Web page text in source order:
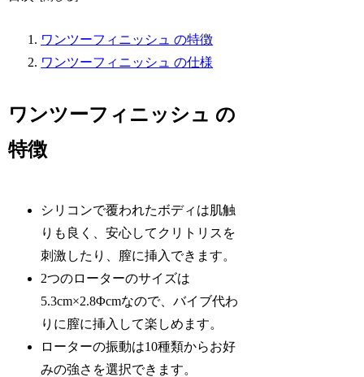
ワンツーフィニッシュ の特徴
ワンツーフィニッシュ の仕様
ワンツーフィニッシュ の
特徴
シリコンで覆われたボディは肌触
りも良く、安心してクリトリスを
刺激したり、膣に挿入できます。
2つのローターのサイズは
5.3cm×2.8Φcmなので、バイブ代わ
りに膣に挿入して楽しめます。
ローターの振動は10種類からお好
みの強さを選択できます。